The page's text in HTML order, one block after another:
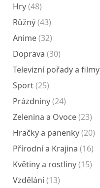
Hry(48)
Růžný(43)
Anime(32)
Doprava (30)
Televizní pořady a filmy
Sport(25)
Prázdniny(24)
Zelenina a Ovoce(23)
Hračky a panenky(20)
Přírodní a Krajina (16)
Květiny a rostliny(15)
Vzdělání(13)